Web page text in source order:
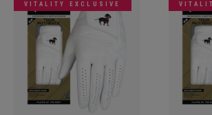
VITALITY EXCLUSIVE